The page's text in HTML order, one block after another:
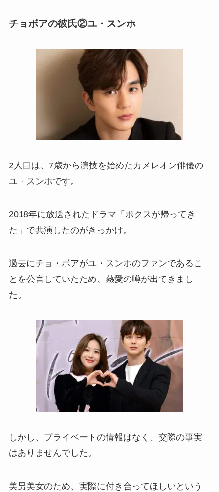
チョボアの彼氏②ユ・スンホ
2人目は、7歳から演技を始めたカメレオン俳優の
ユ・スンホです。
2018年に放送されたドラマ「ボクスが帰ってき
た」で共演したのがきっかけ。
過去にチョ・ボアがユ・スンホのファンであるこ
とを公言していたため、熱愛の噂が出てきまし
た。
しかし、プライベートの情報はなく、交際の事実
はありませんでした。
美男美女のため、実際に付き合ってほしいという